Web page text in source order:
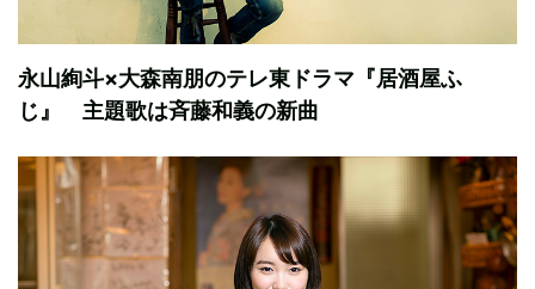
永山絢斗×大森南朋のテレ東ドラマ『居酒屋ふ
じ』 主題歌は斉藤和義の新曲